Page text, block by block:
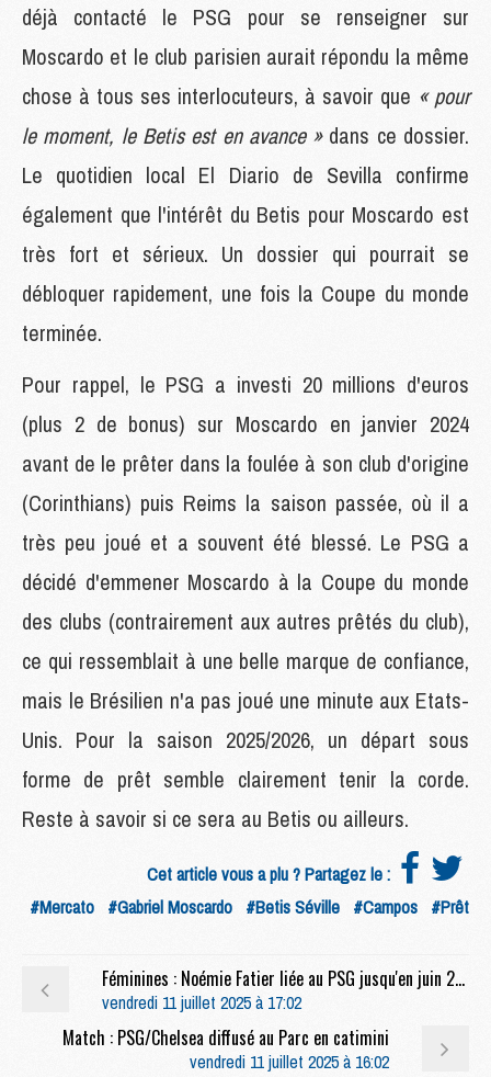
déjà contacté le PSG pour se renseigner sur
Moscardo et le club parisien aurait répondu la même
chose à tous ses interlocuteurs, à savoir que « pour
le moment, le Betis est en avance »dans ce dossier.
Le quotidien local El Diario de Sevilla confirme
également que l'intérêt du Betis pour Moscardo est
très fort et sérieux. Un dossier qui pourrait se
débloquer rapidement, une fois la Coupe du monde
terminée.
Pour rappel, le PSG a investi 20 millions d'euros
(plus 2 de bonus) sur Moscardo en janvier 2024
avant de le prêter dans la foulée à son club d'origine
(Corinthians) puis Reims la saison passée, où il a
très peu joué et a souvent été blessé. Le PSG a
décidé d'emmener Moscardo à la Coupe du monde
des clubs (contrairement aux autres prêtés du club),
ce qui ressemblait à une belle marque de confiance,
mais le Brésilien n'a pas joué une minute aux Etats-
Unis. Pour la saison 2025/2026, un départ sous
forme de prêt semble clairement tenir la corde.
Reste à savoir si ce sera au Betis ou ailleurs.
Cet article vous a plu ? Partagez le :
#Mercato #Gabriel Moscardo #Betis Séville #Campos #Prêt
Féminines : Noémie Fatier liée au PSG jusqu'en juin 2028
vendredi 11 juillet 2025 à 17:02
Match : PSG/Chelsea diffusé au Parc en catimini
vendredi 11 juillet 2025 à 16:02